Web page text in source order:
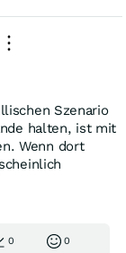
Szenario
halten, ist mit
Wenn dort
0 0